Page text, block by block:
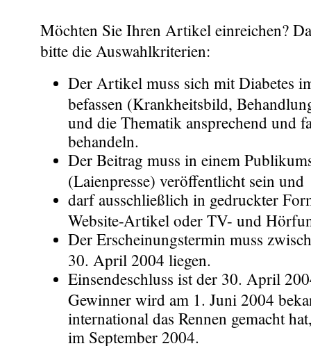
Möchten Sie Ihren Artikel einreichen?
bitte die Auswahlkriterien:
Der Artikel muss sich mit Diabetes
befassen (Krankheitsbild,
und die Thematik ansprechend und
behandeln.
Der Beitrag muss in einem
(Laienpresse) veröffentlicht sein und
darf ausschließlich in gedruckter
Website-Artikel oder TV- und
Der Erscheinungstermin muss
30. April 2004 liegen.
Einsendeschluss ist der 30. April
Gewinner wird am 1. Juni 2004
international das Rennen gemacht
im September 2004.